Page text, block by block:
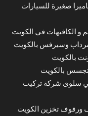
صغيرة للسيارات
الكافيهات في الكويت
وسيرفس بالكويت
بالكويت
تجسس بالكويت
سلوى شركة تركيب
ورفوف تخزين الكويت